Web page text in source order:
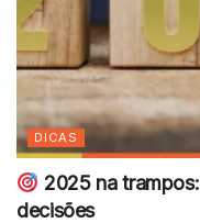
DICAS
2025 na
decisões